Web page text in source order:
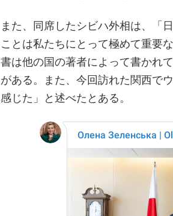
また、同席したシビハ外相は、「
ことは私たちにとって極めて重要
書は他の国の著者によって書かれ
がある。また、今回訪れた関西で
感じた」と述べたとある。